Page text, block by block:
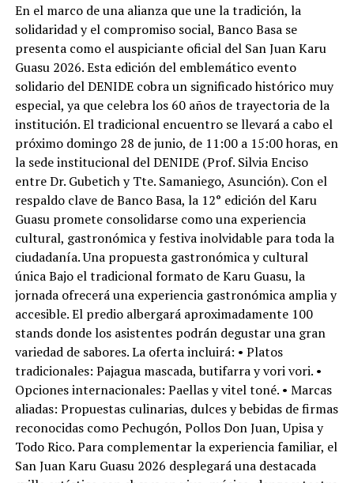
En el marco de una alianza que une la tradición, la
solidaridad y el compromiso social, Banco Basa se
presenta como el auspiciante oficial del San Juan Karu
Guasu 2026. Esta edición del emblemático evento
solidario del DENIDE cobra un significado histórico muy
especial, ya que celebra los 60 años de trayectoria de la
institución. El tradicional encuentro se llevará a cabo el
próximo domingo 28 de junio, de 11:00 a 15:00 horas, en
la sede institucional del DENIDE (Prof. Silvia Enciso
entre Dr. Gubetich y Tte. Samaniego, Asunción). Con el
respaldo clave de Banco Basa, la 12° edición del Karu
Guasu promete consolidarse como una experiencia
cultural, gastronómica y festiva inolvidable para toda la
ciudadanía. Una propuesta gastronómica y cultural
única Bajo el tradicional formato de Karu Guasu, la
jornada ofrecerá una experiencia gastronómica amplia y
accesible. El predio albergará aproximadamente 100
stands donde los asistentes podrán degustar una gran
variedad de sabores. La oferta incluirá: • Platos
tradicionales: Pajagua mascada, butifarra y vori vori. •
Opciones internacionales: Paellas y vitel toné. • Marcas
aliadas: Propuestas culinarias, dulces y bebidas de firmas
reconocidas como Pechugón, Pollos Don Juan, Upisa y
Todo Rico. Para complementar la experiencia familiar, el
San Juan Karu Guasu 2026 desplegará una destacada